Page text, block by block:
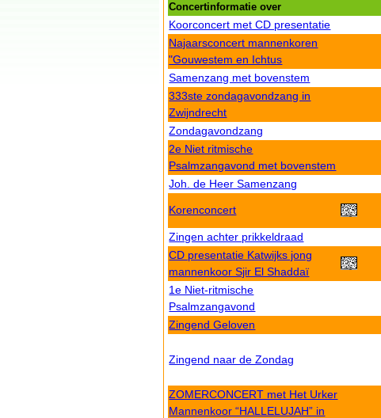
Concertinformatie over
Koorconcert met CD presentatie
Najaarsconcert mannenkoren
"Gouwestem en Ichtus
Samenzang met bovenstem
333ste zondagavondzang in
Zwijndrecht
Zondagavondzang
2e Niet ritmische
Psalmzangavond met bovenstem
Joh. de Heer Samenzang
Korenconcert
Zingen achter prikkeldraad
CD presentatie Katwijks jong
mannenkoor Sjir El Shaddaï
1e Niet-ritmische
Psalmzangavond
Zingend Geloven
Zingend naar de Zondag
ZOMERCONCERT met Het Urker
Mannenkoor “HALLELUJAH” in